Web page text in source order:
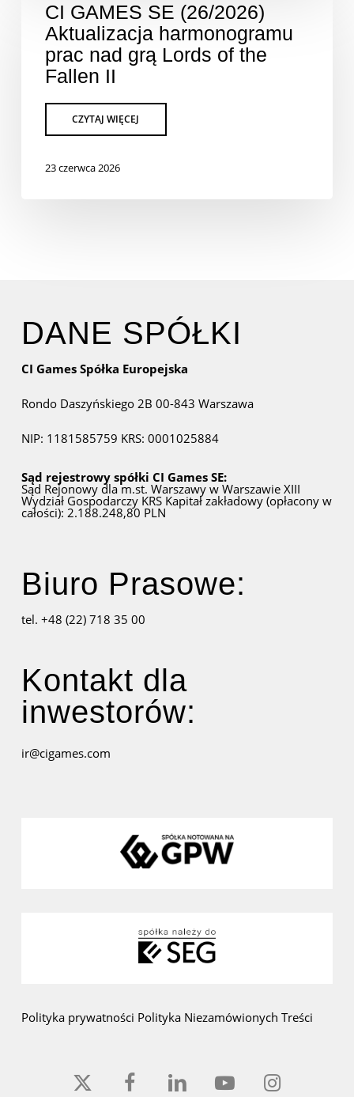
CI GAMES SE (26/2026)
Aktualizacja harmonogramu
prac nad grą Lords of the
Fallen II
23 czerwca 2026
DANE SPÓŁKI
CI Games Spółka Europejska
Rondo Daszyńskiego 2B 00-843 Warszawa
NIP: 1181585759 KRS: 0001025884
Sąd rejestrowy spółki CI Games SE:
Sąd Rejonowy dla m.st. Warszawy w WarszawieXIII
Wydział Gospodarczy KRSKapitał zakładowy (opłacony w
całości): 2.188.248,80 PLN
Biuro Prasowe:
tel. +48 (22) 718 35 00
Kontakt dla
inwestorów:
ir@cigames.com
Polityka prywatności Polityka Niezamówionych Treści
x- facebooklinkedin youtube instagram